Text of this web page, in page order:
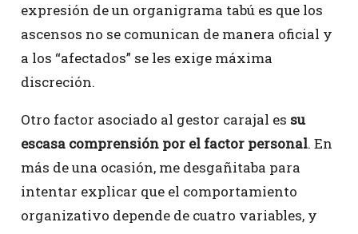
expresión de un organigrama tabú es que los
ascensos no se comunican de manera oficial y
a los “afectados” se les exige máxima
discreción.
Otro factor asociado al gestor carajal es su
escasa comprensión por el factor personal. En
más de una ocasión, me desgañitaba para
intentar explicar que el comportamiento
organizativo depende de cuatro variables, y